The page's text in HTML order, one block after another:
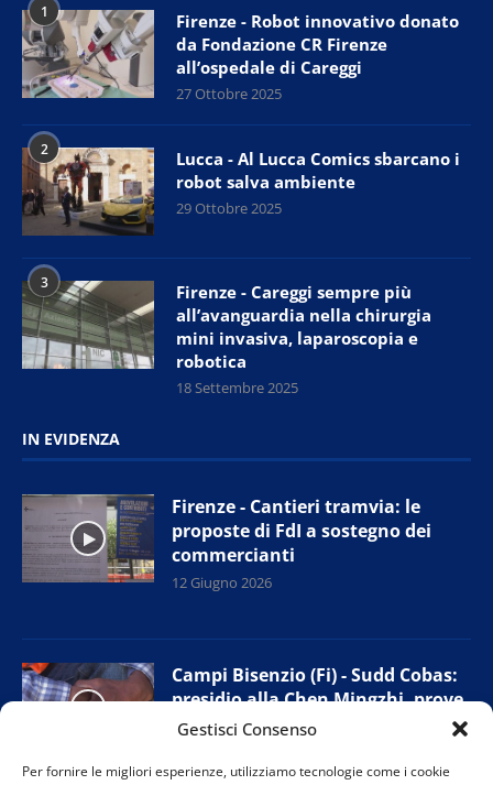
Gestisci Consenso
Per fornire le migliori esperienze, utilizziamo tecnologie come i cookie
1
Firenze - Robot innovativo donato
da Fondazione CR Firenze
all’ospedale di Careggi
27 Ottobre 2025
2
Lucca - Al Lucca Comics sbarcano i
robot salva ambiente
29 Ottobre 2025
3
Firenze - Careggi sempre più
all’avanguardia nella chirurgia
mini invasiva, laparoscopia e
robotica
18 Settembre 2025
IN EVIDENZA
Firenze - Cantieri tramvia: le
proposte di FdI a sostegno dei
commercianti
12 Giugno 2026
Campi Bisenzio (Fi) - Sudd Cobas:
presidio alla Chen Mingzhi, prove
di accordo con l’azienda